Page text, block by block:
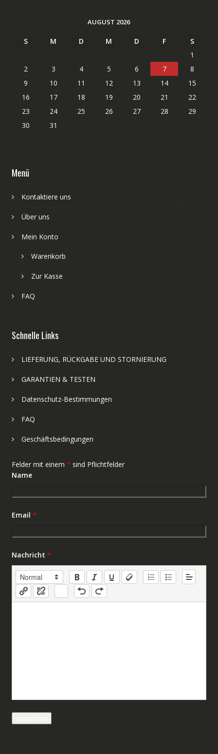
AUGUST 2026
S M D M D F
S
1
2
3 4 5 6 7
8
9
10 11 12 13 14
15
16
17 18 19 20 21
22
23
24 25 26 27 28
29
30
31
Menü
Kontaktiere uns
Über uns
Mein Konto
Warenkorb
Zur Kasse
FAQ
Schnelle Links
LIEFERUNG, RÜCKGABE UND STORNIERUNG
GARANTIEN & TESTEN
Datenschutz-Bestimmungen
FAQ
Geschäftsbedingungen
Felder mit einem * sind Pflichtfelder
Name
Email *
Nachricht *